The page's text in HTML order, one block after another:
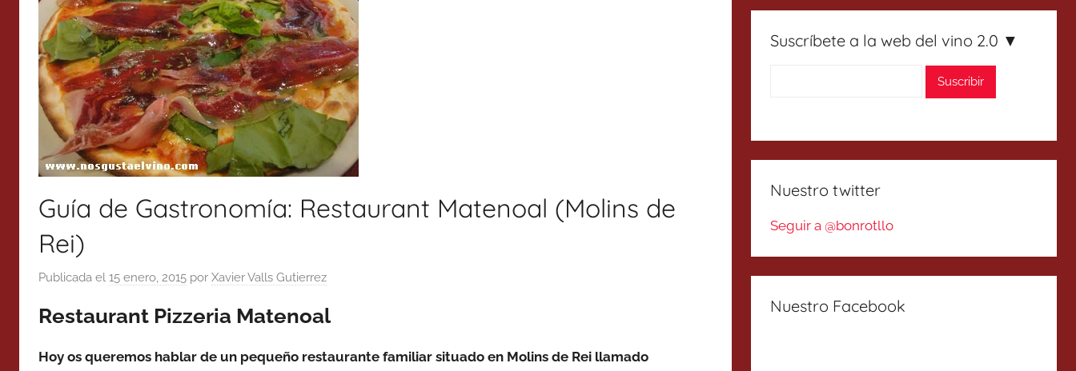
Guía de Gastronomía: Restaurant Matenoal (Molins de
Rei)
Publicada el 15 enero, 2015 por Xavier Valls Gutierrez
Restaurant Pizzeria Matenoal
Hoy os queremos hablar de un pequeño restaurante familiar situado en Molins de Rei llamado
Suscríbete a la web del vino 2.0 ▼
Nuestro twitter
Seguir a @bonrotllo
Nuestro Facebook